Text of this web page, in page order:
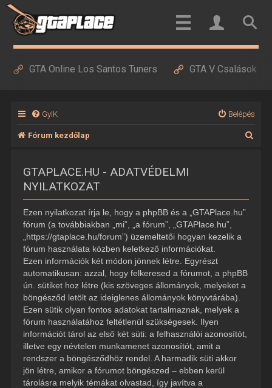
GTA Online Los Santos Tuners GTA V Csalások
GyIK Belépés
Fórum kezdőlap
GTAPLACE.HU - ADATVÉDELMI
NYILATKOZAT
Ezen nyilatkozat írja le, hogy a phpBB és a „GTAPlace.hu”
fórum (a továbbiakban „mi”, „a fórum”, „GTAPlace.hu”,
„https://gtaplace.hu/forum”) üzemeltetői hogyan kezelik a
fórum használata közben keletkező információkat.
Ezen információk két módon jönnek létre. Egyrészt
automatikusan: azzal, hogy felkeresed a fórumot, a phpBB
ún. sütiket hoz létre (kis szöveges állományok, melyeket a
böngésződ letölt az ideiglenes állományok könyvtárába).
Ezen sütik olyan fontos adatokat tartalmaznak, melyek a
fórum használatához feltétlenül szükségesek. Ilyen
információt tárol az első két süti: a felhasználói azonosítót,
illetve egy névtelen munkamenet azonosítót, amit a
rendszer a böngésződhöz rendel. A harmadik süti akkor
jön létre, amikor a fórumot böngészed – ebben kerül
tárolásra melyik témákat olvastad, így javítva a